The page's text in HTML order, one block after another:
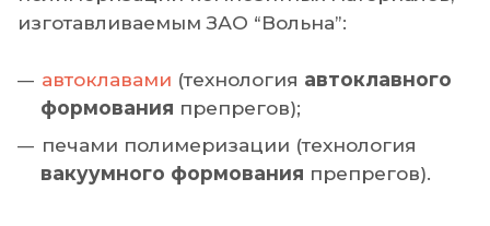
изготавливаемым ЗАО “Вольна”:
автоклавами (технология автоклавного
формования препрегов);
печами полимеризации (технология
вакуумного формования препрегов).